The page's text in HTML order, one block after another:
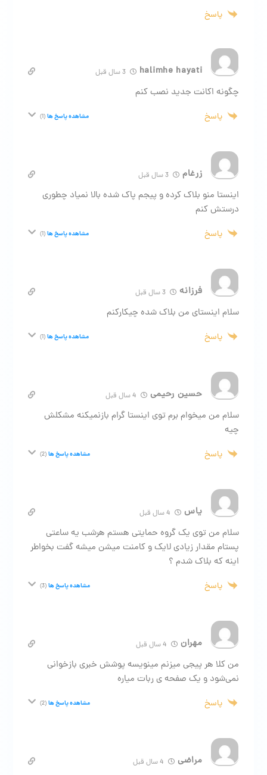
پاسخ
halimhe hayati 3 سال قبل
چگونه اکانت جدید نصب کنم
پاسخ مشاهده پاسخ ها(1)
زرغام
اینستا منو بلاک کرده و پیجم پاک شده بالا نمیاد چطوری
درستش کنم
پاسخ مشاهده پاسخ ها(1)
فرزانه
سلام اینستای من بلاک شده چیکارکنم
پاسخ مشاهده پاسخ ها(1)
حسین رحیمی
سلام من میخوام برم توی اینستا گرام بازنمیکنه مشکلش
چیه
پاسخ مشاهده پاسخ ها(2)
یاس
سلام من توی یک گروه حمایتی هستم هرشب یه ساعتی
پستام مقدار زیادی لایک و کامنت میشن میشه گفت بخواطر
اینه که بلاک شدم ؟
پاسخ مشاهده پاسخ ها(3)
مهران
من کلا هر پیجی میزنم مینویسه پوشش خبری بازخوانی
نمی‌شود و یک صفحه ی ربات میاره
پاسخ مشاهده پاسخ ها(2)
مراضی